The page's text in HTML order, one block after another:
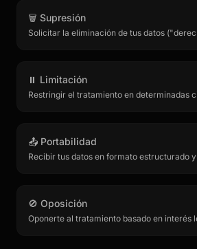
🗑️ Supresión
Solicitar la eliminación de tus datos
⏸️ Limitación
Restringir el tratamiento en determinadas
📤 Portabilidad
Recibir tus datos en formato estructurado
🚫 Oposición
Oponerte al tratamiento basado en interés